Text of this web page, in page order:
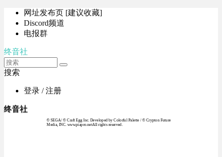
网址发布页 [建议收藏]
Discord频道
电报群
终音社
搜索
登录 / 注册
终音社
© SEGA / © Craft Egg Inc. Developed by Colorful Palette / © Crypton Future
Media, INC. www.piapro.netAll rights reserved.